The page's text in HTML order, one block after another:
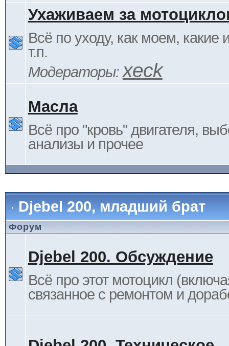
Ухаживаем за
Всё по уходу, как моем, какие
т.п.
Модераторы:xeck
Масла
Всё про "кровь" двигателя,
анализы и прочее
Djebel 200, младший брат
Форум
Djebel 200. Обсуждение
Всё про этот мотоцикл
связанное с ремонтом и